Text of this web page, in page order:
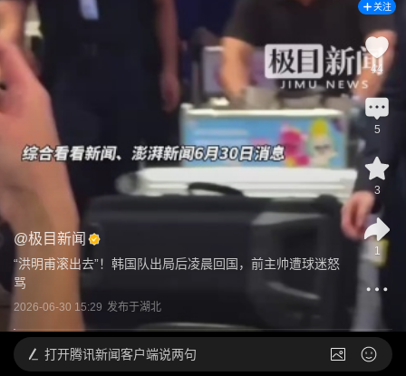
@极目新闻
“洪明甫滚出去”！韩国队出局后凌晨回国，前主帅遭球迷怒
骂
2026-06-30 15:29 发布于湖北
关注
44
5
3
1
打开腾讯新闻客户端说两句